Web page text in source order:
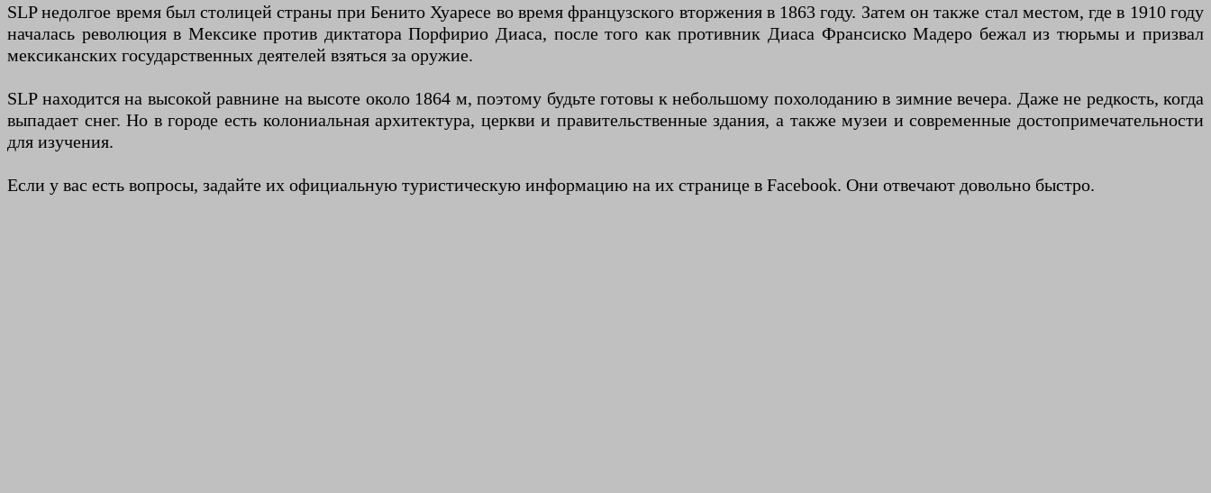
SLP недолгое время был столицей страны при Бенито Хуаресе во время французского вторжения в 1863 году. Затем он также стал местом, где в 1910 году
началась революция в Мексике против диктатора Порфирио Диаса, после того как противник Диаса Франсиско Мадеро бежал из тюрьмы и призвал
мексиканских государственных деятелей взяться за оружие.
SLP находится на высокой равнине на высоте около 1864 м, поэтому будьте готовы к небольшому похолоданию в зимние вечера. Даже не редкость, когда
выпадает снег. Но в городе есть колониальная архитектура, церкви и правительственные здания, а также музеи и современные достопримечательности
для изучения.
Если у вас есть вопросы, задайте их официальную туристическую информацию на их странице в Facebook. Они отвечают довольно быстро.